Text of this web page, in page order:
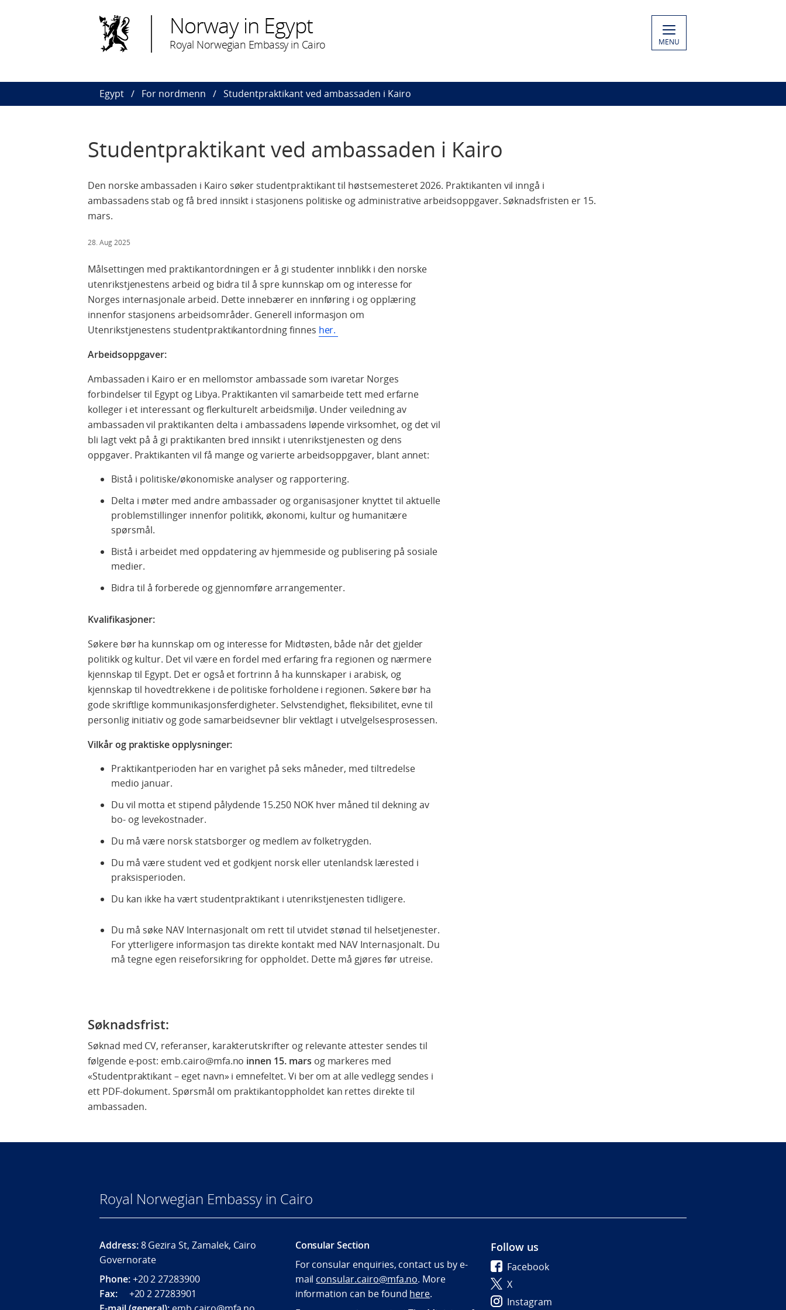
Norway in Egypt
Royal Norwegian Embassy in Cairo MENU
Egypt For nordmenn Studentpraktikant ved ambassaden i Kairo
Studentpraktikant ved ambassaden i Kairo
Den norske ambassaden i Kairo søker studentpraktikant til høstsemesteret 2026. Praktikanten vil inngå i
ambassadens stab og få bred innsikt i stasjonens politiske og administrative arbeidsoppgaver. Søknadsfristen er 15.
mars.
28. Aug 2025
Målsettingen med praktikantordningen er å gi studenter innblikk i den norske
utenrikstjenestens arbeid og bidra til å spre kunnskap om og interesse for
Norges internasjonale arbeid. Dette innebærer en innføring i og opplæring
innenfor stasjonens arbeidsområder. Generell informasjon om
Utenrikstjenestens studentpraktikantordning finnes her.
Arbeidsoppgaver:
Ambassaden i Kairo er en mellomstor ambassade som ivaretar Norges
forbindelser til Egypt og Libya. Praktikanten vil samarbeide tett med erfarne
kolleger i et interessant og flerkulturelt arbeidsmiljø. Under veiledning av
ambassaden vil praktikanten delta i ambassadens løpende virksomhet, og det vil
bli lagt vekt på å gi praktikanten bred innsikt i utenrikstjenesten og dens
oppgaver. Praktikanten vil få mange og varierte arbeidsoppgaver, blant annet:
Bistå i politiske/økonomiske analyser og rapportering.
Delta i møter med andre ambassader og organisasjoner knyttet til aktuelle
problemstillinger innenfor politikk, økonomi, kultur og humanitære
spørsmål.
Bistå i arbeidet med oppdatering av hjemmeside og publisering på sosiale
medier.
Bidra til å forberede og gjennomføre arrangementer.
Kvalifikasjoner:
Søkere bør ha kunnskap om og interesse for Midtøsten, både når det gjelder
politikk og kultur. Det vil være en fordel med erfaring fra regionen og nærmere
kjennskap til Egypt. Det er også et fortrinn å ha kunnskaper i arabisk, og
kjennskap til hovedtrekkene i de politiske forholdene i regionen. Søkere bør ha
gode skriftlige kommunikasjonsferdigheter. Selvstendighet, fleksibilitet, evne til
personlig initiativ og gode samarbeidsevner blir vektlagt i utvelgelsesprosessen.
Vilkår og praktiske opplysninger:
Praktikantperioden har en varighet på seks måneder, med tiltredelse
medio januar.
Du vil motta et stipend pålydende 15.250 NOK hver måned til dekning av
bo- og levekostnader.
Du må være norsk statsborger og medlem av folketrygden.
Du må være student ved et godkjent norsk eller utenlandsk lærested i
praksisperioden.
Du kan ikke ha vært studentpraktikant i utenrikstjenesten tidligere.
Du må søke NAV Internasjonalt om rett til utvidet stønad til helsetjenester.
For ytterligere informasjon tas direkte kontakt med NAV Internasjonalt. Du
må tegne egen reiseforsikring for oppholdet. Dette må gjøres før utreise.
Søknadsfrist:
Søknad med CV, referanser, karakterutskrifter og relevante attester sendes til
følgende e-post: emb.cairo@mfa.no innen 15. mars og markeres med
«Studentpraktikant – eget navn» i emnefeltet. Vi ber om at alle vedlegg sendes i
ett PDF-dokument. Spørsmål om praktikantoppholdet kan rettes direkte til
ambassaden.
Royal Norwegian Embassy in Cairo
Address:8 Gezira St, Zamalek, Cairo
Governorate
Phone:+20 2 27283900
Fax:+20 2 27283901
Consular Section
For consular enquiries, contact us by e-
mail consular.cairo@mfa.no. More
information can be found here.
Follow us
Facebook
X
Instagram